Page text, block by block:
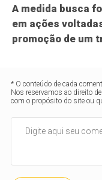
A medida busca
em ações
promoção de um
* O conteúdo de cada
Nos reservamos ao direito
com o propósito do site ou